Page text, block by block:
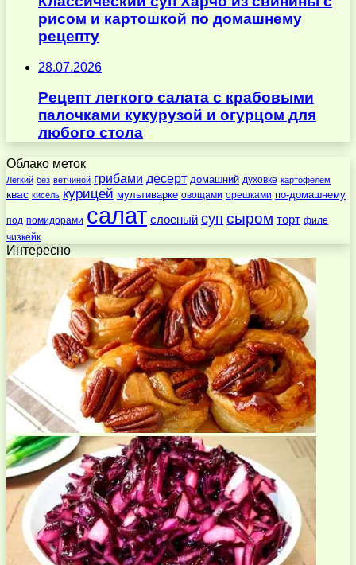
рисом и картошкой по домашнему
рецепту
28.07.2026
Рецепт легкого салата с крабовыми
палочками кукурузой и огурцом для
любого стола
Облако меток
Легкий без ветчиной грибами десерт домашний духовке картофелем
квас кисель курицей мультиварке овощами орешками по-домашнему
под помидорами салат слоеный суп сыром торт филе
чизкейк
Интересно